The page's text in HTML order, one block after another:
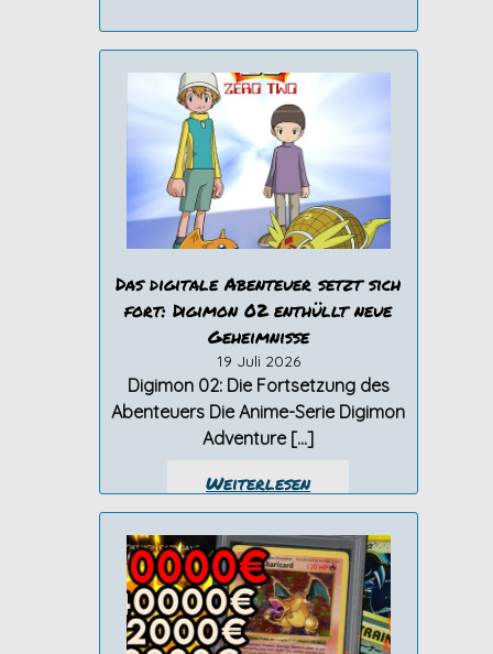
Das digitale Abenteuer setzt sich
fort: Digimon 02 enthüllt neue
Geheimnisse
19 Juli 2026
Digimon 02: Die Fortsetzung des
Abenteuers Die Anime-Serie Digimon
Adventure […]
Weiterlesen